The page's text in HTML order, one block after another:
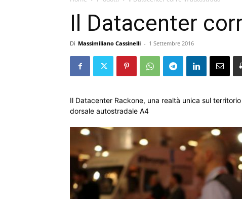
Il Datacenter
Di Massimiliano Cassinelli - 1 Settembre 2016
Il Datacenter Rackone, una realtà unica sul
dorsale autostradale A4